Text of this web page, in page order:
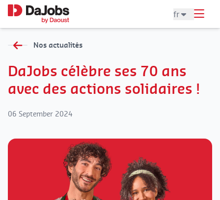
fr
Nos actualités
DaJobs célèbre ses 70 ans
avec des actions solidaires !
06 September 2024